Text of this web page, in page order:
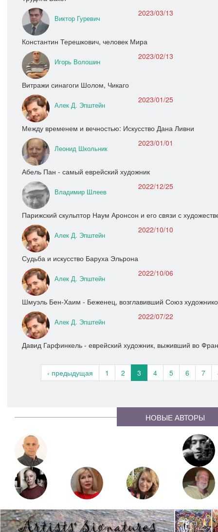
Виктор Гуревич
2023/03/13
Константин Терешкович, человек Мира
Игорь Волошин
2023/02/13
Витражи синагоги Шолом, Чикаго
Алек Д. Эпштейн
2023/01/25
Между временем и вечностью: Искусство Дана Ливни
Леонид Школьник
2023/01/01
Абель Пан - самый еврейский художник
Владимир Шлеев
2022/12/25
Парижский скульптор Наум Аронсон и его связи с
Алек Д. Эпштейн
2022/10/10
Судьба и искусство Баруха Эльрона
Алек Д. Эпштейн
2022/10/06
Шмуэль Бен-Хаим - Беженец, возглавивший Союз
Алек Д. Эпштейн
2022/07/22
Давид Гарфинкель - еврейский художник, выживший во
‹ предыдущая 1 2 3 4 5 6 7
НОВЫЕ АВТОРЫ